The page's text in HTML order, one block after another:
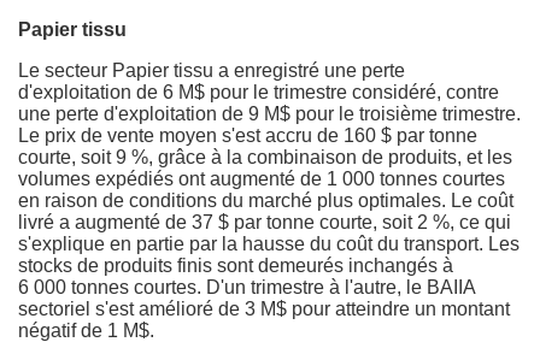
Papier tissu
Le secteur Papier tissu a enregistré une perte
d'exploitation de 6 M$ pour le trimestre considéré, contre
une perte d'exploitation de 9 M$ pour le troisième trimestre.
Le prix de vente moyen s'est accru de 160 $ par tonne
courte, soit 9 %, grâce à la combinaison de produits, et les
volumes expédiés ont augmenté de 1 000 tonnes courtes
en raison de conditions du marché plus optimales. Le coût
livré a augmenté de 37 $ par tonne courte, soit 2 %, ce qui
s'explique en partie par la hausse du coût du transport. Les
stocks de produits finis sont demeurés inchangés à
6 000 tonnes courtes. D'un trimestre à l'autre, le BAIIA
sectoriel s'est amélioré de 3 M$ pour atteindre un montant
négatif de 1 M$.